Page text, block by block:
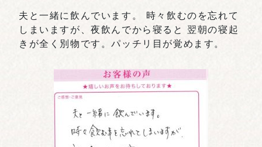
夫と一緒に飲んでいます。 時々飲むのを忘れて
しまいますが、夜飲んでから寝ると 翌朝の寝起
きが全く別物です。パッチリ目が覚めます。